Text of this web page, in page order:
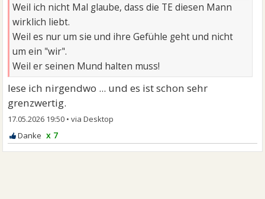
Weil ich nicht Mal glaube, dass die TE diesen Mann
wirklich liebt.
Weil es nur um sie und ihre Gefühle geht und nicht
um ein "wir".
Weil er seinen Mund halten muss!
lese ich nirgendwo ... und es ist schon sehr
grenzwertig.
17.05.2026 19:50 •
x 7